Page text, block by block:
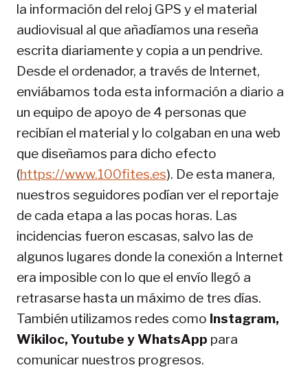
la información del reloj GPS y el material
audiovisual al que añadíamos una reseña
escrita diariamente y copia a un pendrive.
Desde el ordenador, a través de Internet,
enviábamos toda esta información a diario a
un equipo de apoyo de 4 personas que
recibían el material y lo colgaban en una web
que diseñamos para dicho efecto
(https://www.100fites.es). De esta manera,
nuestros seguidores podían ver el reportaje
de cada etapa a las pocas horas. Las
incidencias fueron escasas, salvo las de
algunos lugares donde la conexión a Internet
era imposible con lo que el envío llegó a
retrasarse hasta un máximo de tres días.
También utilizamos redes como Instagram,
Wikiloc, Youtube y WhatsApp para
comunicar nuestros progresos.